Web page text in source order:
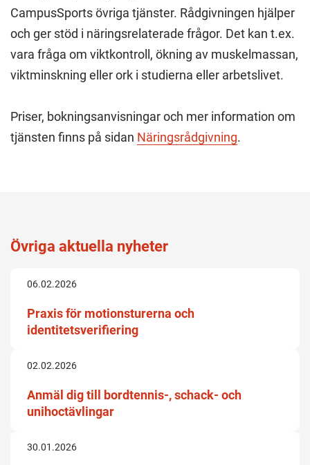
CampusSports övriga tjänster. Rådgivningen hjälper
och ger stöd i näringsrelaterade frågor. Det kan t.ex.
vara fråga om viktkontroll, ökning av muskelmassan,
viktminskning eller ork i studierna eller arbetslivet.
Priser, bokningsanvisningar och mer information om
tjänsten finns på sidan Näringsrådgivning.
Övriga aktuella nyheter
06.02.2026
Praxis för motionsturerna och
identitetsverifiering
02.02.2026
Anmäl dig till bordtennis-, schack- och
unihoctävlingar
30.01.2026